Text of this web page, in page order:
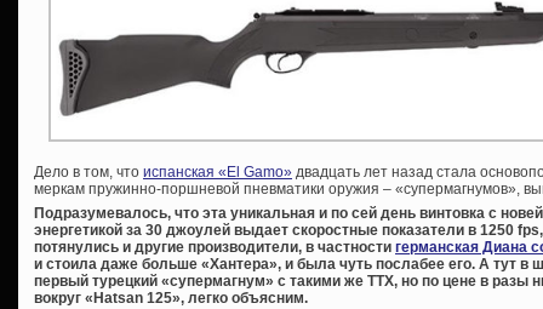
Дело в том, что испанская «El Gamo» двадцать лет назад стала
меркам пружинно-поршневой пневматики оружия – «супермагнумов»,
Подразумевалось, что эта уникальная и по сей день винтовка с
энергетикой за 30 джоулей выдает скоростные показатели в 1250
потянулись и другие производители, в частности германская Диана
и стоила даже больше «Хантера», и была чуть послабее его. А тут в
первый турецкий «супермагнум» с такими же ТТХ, но по цене в разы
вокруг «Hatsan 125», легко объясним.